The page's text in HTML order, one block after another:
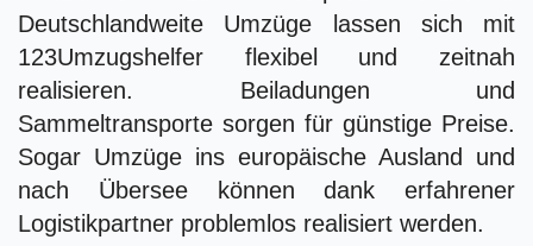
Deutschlandweite Umzüge lassen sich mit
123Umzugshelfer flexibel und zeitnah
realisieren. Beiladungen und
Sammeltransporte sorgen für günstige Preise.
Sogar Umzüge ins europäische Ausland und
nach Übersee können dank erfahrener
Logistikpartner problemlos realisiert werden.